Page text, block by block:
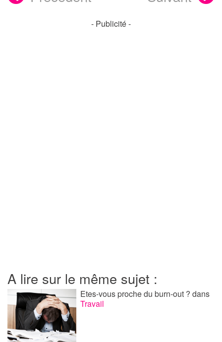
- Publicité -
A lire sur le même sujet :
Etes-vous proche du burn-out ?dans
Travail